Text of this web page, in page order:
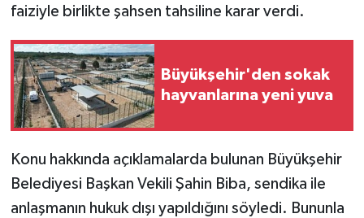
faiziyle birlikte şahsen tahsiline karar verdi.
Büyükşehir'den sokak
hayvanlarına yeni yuva
Konu hakkında açıklamalarda bulunan Büyükşehir
Belediyesi Başkan Vekili Şahin Biba, sendika ile
anlaşmanın hukuk dışı yapıldığını söyledi. Bununla